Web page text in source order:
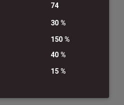
74
30 %
150 %
40 %
15 %